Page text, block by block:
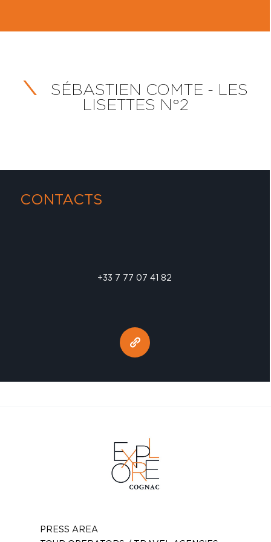
SÉBASTIEN COMTE - LES
LISETTES N°2
CONTACTS
+33 7 77 07 41 82
PRESS AREA